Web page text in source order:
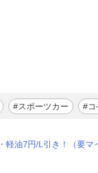
#スポーツカー #コ
軽油7円/L引き！（要マ